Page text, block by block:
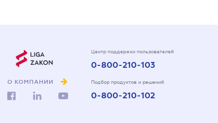
О КОМПАНИИ
Центр поддержки пользователей
0-800-210-103
Подбор продуктов и решений
0-800-210-102